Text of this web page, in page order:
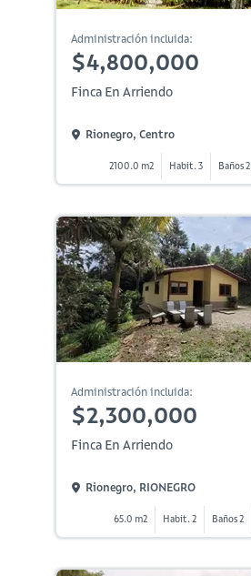
Administración incluida:
$4,800,000
Finca En Arriendo
Rionegro, Centro
2100.0 m2 Habit. 3 Baños 2
Administración incluida:
$2,300,000
Finca En Arriendo
Rionegro, RIONEGRO
65.0 m2 Habit. 2 Baños 2